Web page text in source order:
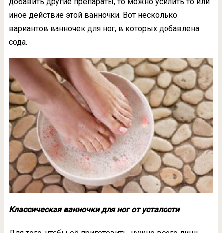
иное действие этой ванночки. Вот несколько
вариантов ванночек для ног, в которых добавлена
сода.
Классическая ванночки для ног от усталости